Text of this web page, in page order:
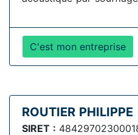
C'est mon entreprise
ROUTIER PHILIPPE
SIRET :